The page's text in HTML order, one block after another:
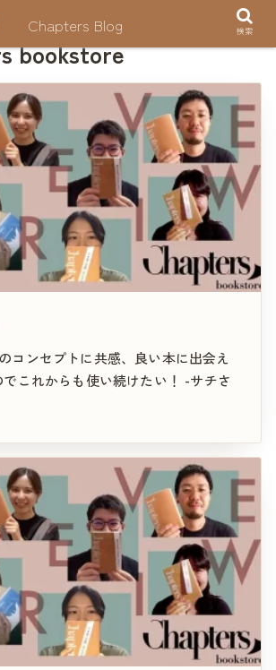
bookstore
コンセプトに共感、良い本に出会え
でこれからも使い続けたい！ -サチさ
Chapters Blog 検索